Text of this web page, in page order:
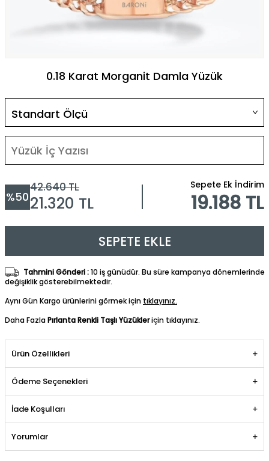
0.18 Karat Morganit Damla Yüzük
%50
42.640TL
21.320 TL
Sepete Ek İndirim
19.188 TL
SEPETE EKLE
Tahmini Gönderi :10 iş günüdür. Bu süre kampanya dönemlerinde
değişiklik gösterebilmektedir.
Aynı Gün Kargo ürünlerini görmek için tıklayınız.
Daha FazlaPırlanta Renkli Taşlı Yüzükleriçin tıklayınız.
Ürün Özellikleri
Ödeme Seçenekleri
İade Koşulları
Yorumlar